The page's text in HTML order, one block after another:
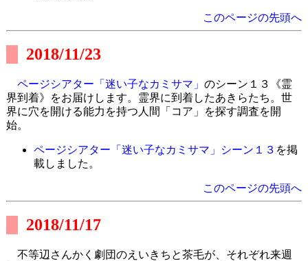
このページの先頭へ
2018/11/23
ページシアター「迷い子なカミサマ」 のシーン１３《霊
界到着》をお届けします。霊界に到着したあきらたち。世
界に穴を開ける能力を持つ人間「コア」を探す調査を開
始。
ページシアター「迷い子なカミサマ」シーン１３ を掲
載しました。
このページの先頭へ
2018/11/17
不等辺さんかく劇団のえいきちと茶毛が、それぞれ来週